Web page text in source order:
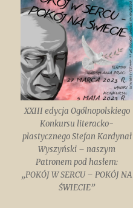
XXIII edycja Ogólnopolskiego
Konkursu literacko-
plastycznego Stefan Kardynał
Wyszyński – naszym
Patronem pod hasłem:
„POKÓJ W SERCU – POKÓJ NA
ŚWIECIE”